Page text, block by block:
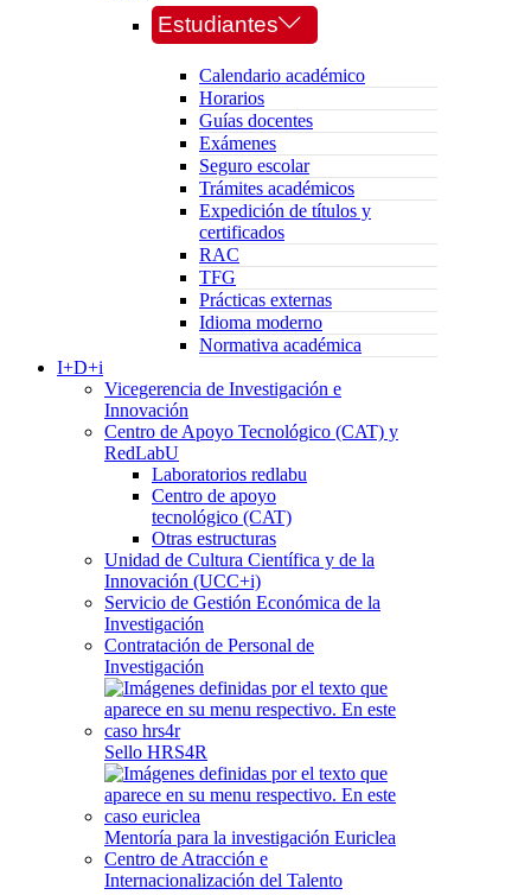
Estudiantes
Calendario académico
Horarios
Guías docentes
Exámenes
Seguro escolar
Trámites académicos
Expedición de títulos y
certificados
RAC
TFG
Prácticas externas
Idioma moderno
Normativa académica
I+D+i
Vicegerencia de Investigación e
Innovación
Centro de Apoyo Tecnológico (CAT) y
RedLabU
Laboratorios redlabu
Centro de apoyo
tecnológico (CAT)
Otras estructuras
Unidad de Cultura Científica y de la
Innovación (UCC+i)
Servicio de Gestión Económica de la
Investigación
Contratación de Personal de
Investigación
Sello HRS4R
Mentoría para la investigación Euriclea
Centro de Atracción e
Internacionalización del Talento